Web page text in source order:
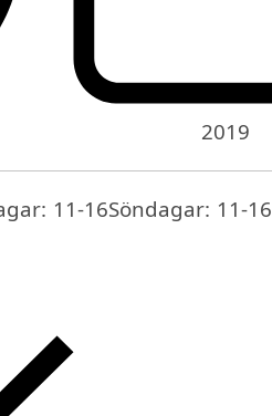
2019
11-16Söndagar: 11-16